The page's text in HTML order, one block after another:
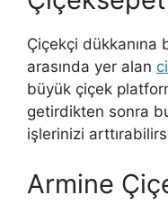
Çiçekçi dükkanına
arasında yer alan
büyük çiçek
getirdikten sonra
işlerinizi
Armine